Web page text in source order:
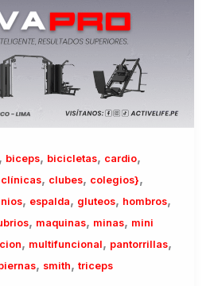
biceps, bicicletas, cardio,
clínicas, clubes, colegios},
, espalda, gluteos, hombros,
, maquinas, minas, mini
, multifuncional, pantorrillas,
, smith, triceps